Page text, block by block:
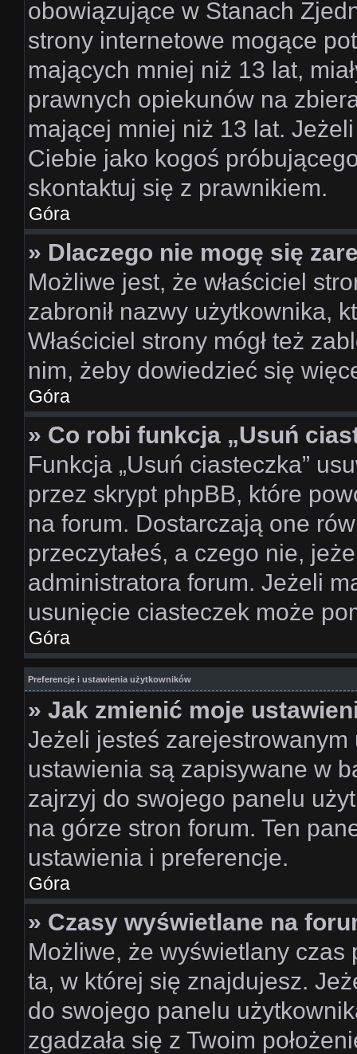
obowiązujące w Stanach
strony internetowe mogące
mających mniej niż 13 lat,
prawnych opiekunów na
mającej mniej niż 13 lat.
Ciebie jako kogoś
skontaktuj się z prawnikiem.
Góra
» Dlaczego nie mogę się
Możliwe jest, że właściciel
zabronił nazwy użytkownika,
Właściciel strony mógł też
nim, żeby dowiedzieć się
Góra
» Co robi funkcja „Usuń
Funkcja „Usuń ciasteczka”
przez skrypt phpBB, które
na forum. Dostarczają one
przeczytałeś, a czego nie,
administratora forum. Jeżeli
usunięcie ciasteczek może
Góra
Preferencje i ustawienia użytkowników
» Jak zmienić moje
Jeżeli jesteś
ustawienia są zapisywane w
zajrzyj do swojego panelu
na górze stron forum. Ten
ustawienia i preferencje.
Góra
» Czasy wyświetlane na
Możliwe, że wyświetlany
ta, w której się znajdujesz.
do swojego panelu
zgadzała się z Twoim